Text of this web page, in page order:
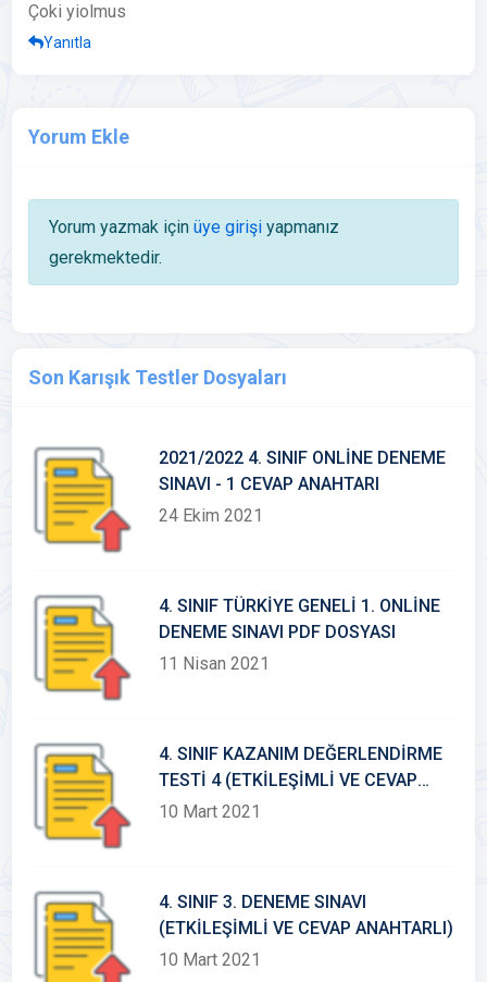
Çoki yiolmus
Yanıtla
Yorum Ekle
Yorum yazmak için üye girişiyapmanız
gerekmektedir.
Son Karışık Testler Dosyaları
2021/2022 4. SINIF ONLİNE DENEME
SINAVI - 1 CEVAP ANAHTARI
24 Ekim 2021
4. SINIF TÜRKİYE GENELİ 1. ONLİNE
DENEME SINAVI PDF DOSYASI
11 Nisan 2021
4. SINIF KAZANIM DEĞERLENDİRME
TESTİ 4 (ETKİLEŞİMLİ VE CEVAP
ANAHTARLI)
10 Mart 2021
4. SINIF 3. DENEME SINAVI
(ETKİLEŞİMLİ VE CEVAP ANAHTARLI)
10 Mart 2021